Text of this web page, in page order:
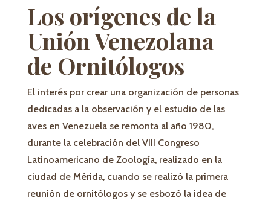
Los orígenes de la
Unión Venezolana
de Ornitólogos
El interés por crear una organización de personas
dedicadas a la observación y el estudio de las
aves en Venezuela se remonta al año 1980,
durante la celebración del VIII Congreso
Latinoamericano de Zoología, realizado en la
ciudad de Mérida, cuando se realizó la primera
reunión de ornitólogos y se esbozó la idea de